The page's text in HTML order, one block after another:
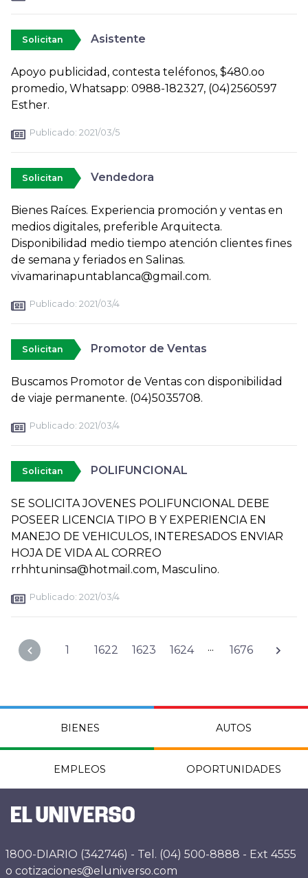
Solicitan Asistente
Apoyo publicidad, contesta teléfonos, $480.oo
promedio, Whatsapp: 0988-182327, (04)2560597
Esther.
Publicado: 2021/03/5
Solicitan Vendedora
Bienes Raíces. Experiencia promoción y ventas en
medios digitales, preferible Arquitecta.
Disponibilidad medio tiempo atención clientes fines
de semana y feriados en Salinas.
vivamarinapuntablanca@gmail.com.
Publicado: 2021/03/4
Solicitan Promotor de Ventas
Buscamos Promotor de Ventas con disponibilidad
de viaje permanente. (04)5035708.
Publicado: 2021/03/4
Solicitan POLIFUNCIONAL
SE SOLICITA JOVENES POLIFUNCIONAL DEBE
POSEER LICENCIA TIPO B Y EXPERIENCIA EN
MANEJO DE VEHICULOS, INTERESADOS ENVIAR
HOJA DE VIDA AL CORREO
rrhhtuninsa@hotmail.com, Masculino.
Publicado: 2021/03/4
1 1622 1623 1624 ... 1676
BIENES AUTOS
EMPLEOS OPORTUNIDADES
1800-DIARIO (342746) - Tel. (04) 500-8888 - Ext 4555
o cotizaciones@eluniverso.com